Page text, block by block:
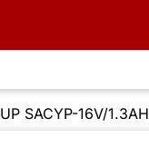
SACYP-16V/1.3AH